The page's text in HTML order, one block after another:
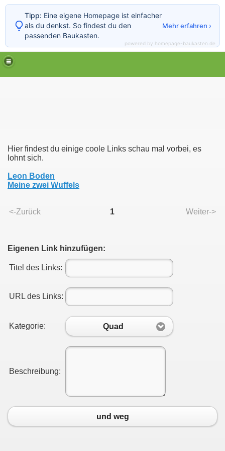
Hier findest du einige coole Links schau mal vorbei, es
lohnt sich.
Leon Boden
Meine zwei Wuffels
<-Zurück 1 Weiter->
Eigenen Link hinzufügen:
Titel des Links:
URL des Links:
Kategorie: Quad
Beschreibung:
und weg
Tipp: Eine eigene Homepage ist einfacher
als du denkst. So findest du den
passenden Baukasten.
Mehr erfahren ›
powered by homepage-baukasten.de